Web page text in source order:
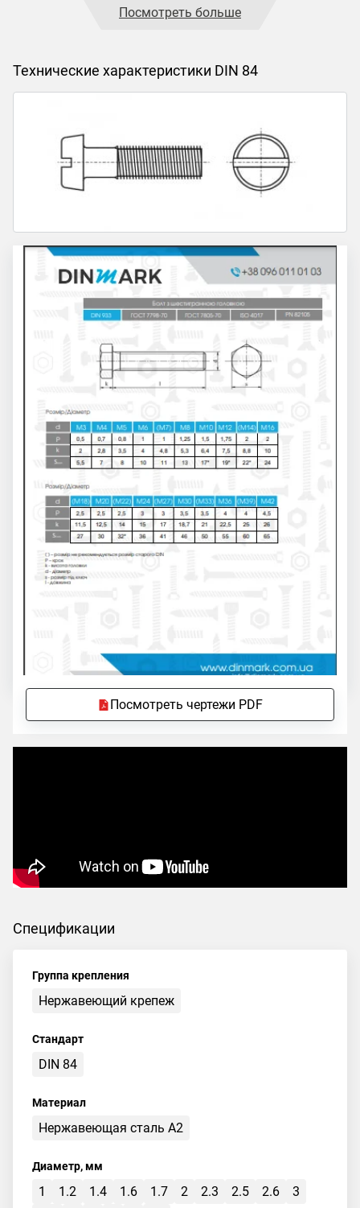
Посмотреть больше
Технические характеристики DIN 84
Посмотреть чертежи PDF
Спецификации
Группа крепления
Нержавеющий крепеж
Стандарт
DIN 84
Материал
Нержавеющая сталь А2
Диаметр, мм
1 1.2 1.4 1.6 1.7 2 2.3 2.5 2.6
3